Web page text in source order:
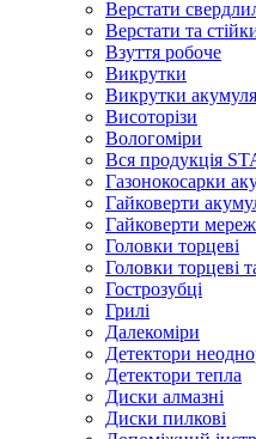
Верстати
Верстати та
Взуття робоче
Викрутки
Викрутки
Висоторізи
Вологоміри
Вся продукція
Газонокосарки
Гайковерти
Гайковерти
Головки торцеві
Головки торцеві
Гострозубці
Грилі
Далекоміри
Детектори
Детектори тепла
Диски алмазні
Диски пилкові